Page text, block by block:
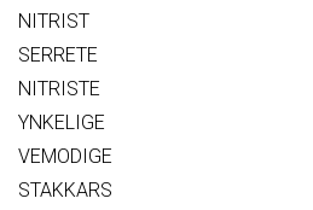
NITRIST
SERRETE
NITRISTE
YNKELIGE
VEMODIGE
STAKKARS